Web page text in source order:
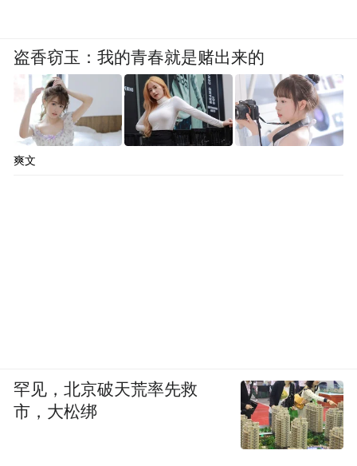
盗香窃玉：我的青春就是赌出来的
爽文
罕见，北京破天荒率先救
市，大松绑